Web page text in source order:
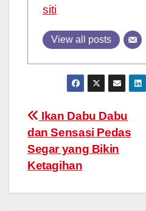
siti
View all posts
Post
navigation
Ikan Dabu Dabu
dan Sensasi Pedas
Segar yang Bikin
Ketagihan